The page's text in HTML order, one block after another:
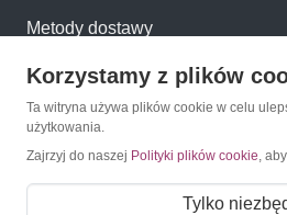
Metody dostawy
Sposoby płatności
Zwroty i reklamacje
Jak kupować?
Newsletter
Korzystamy z plików
Ta witryna używa plików cookie w celu
użytkowania.
Zajrzyj do naszej Polityki plików cookie,
Tylko